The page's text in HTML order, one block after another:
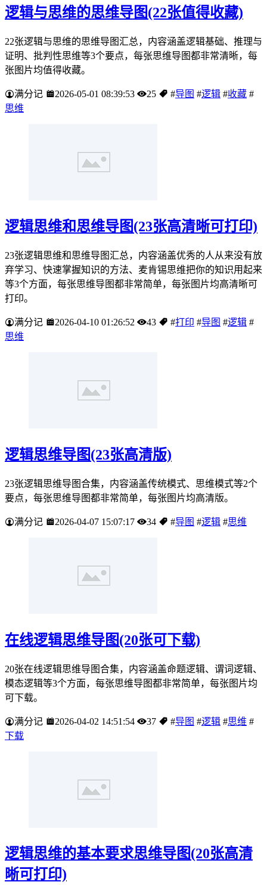
逻辑与思维的思维导图(22张值得收藏)
22张逻辑与思维的思维导图汇总，内容涵盖逻辑基础、推理与
证明、批判性思维等3个要点，每张思维导图都非常清晰，每
张图片均值得收藏。
满分记 2026-05-01 08:39:53 25 #导图 #逻辑 #收藏 #
思维
逻辑思维和思维导图(23张高清晰可打印)
23张逻辑思维和思维导图汇总，内容涵盖优秀的人从来没有放
弃学习、快速掌握知识的方法、麦肯锡思维把你的知识用起来
等3个方面，每张思维导图都非常简单，每张图片均高清晰可
打印。
满分记 2026-04-10 01:26:52 43 #打印 #导图 #逻辑 #
思维
逻辑思维导图(23张高清版)
23张逻辑思维导图合集，内容涵盖传统模式、思维模式等2个
要点，每张思维导图都非常简单，每张图片均高清版。
满分记 2026-04-07 15:07:17 34 #导图 #逻辑 #思维
在线逻辑思维导图(20张可下载)
20张在线逻辑思维导图合集，内容涵盖命题逻辑、谓词逻辑、
模态逻辑等3个方面，每张思维导图都非常简单，每张图片均
可下载。
满分记 2026-04-02 14:51:54 37 #导图 #逻辑 #思维 #
下载
逻辑思维的基本要求思维导图(20张高清
晰可打印)